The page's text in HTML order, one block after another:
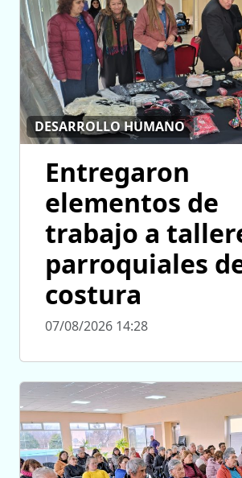
DESARROLLO HUMANO
Entregaron
elementos de
trabajo a
parroquiales
costura
07/08/2026 14:28